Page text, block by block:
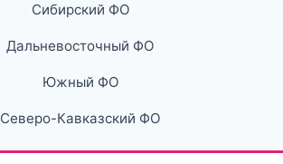
Сибирский ФО
Дальневосточный ФО
Южный ФО
Северо-Кавказский ФО